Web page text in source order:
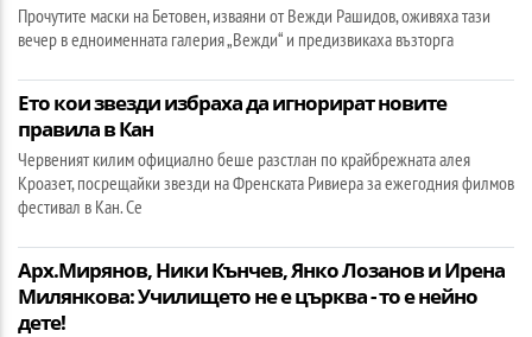
Прочутите маски на Бетовен, изваяни от Вежди Рашидов, оживяха тази
вечер в едноименната галерия „Вежди“ и предизвикаха възторга
Ето кои звезди избраха да игнорират новите
правила в Кан
Червеният килим официално беше разстлан по крайбрежната алея
Кроазет, посрещайки звезди на Френската Ривиера за ежегодния филмов
фестивал в Кан. Се
Арх.Мирянов, Ники Кънчев, Янко Лозанов и Ирена
Милянкова: Училището не е църква - то е нейно
дете!